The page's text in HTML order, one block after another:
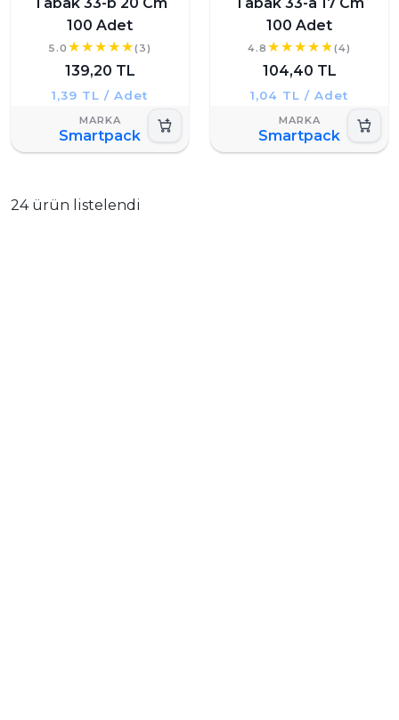
100 Adet
5.0 (3)
139,20 TL
1,39 TL / Adet
Smartpack
100 Adet
4.8 (4)
104,40 TL
1,04 TL / Adet
Smartpack
24 ürün listelendi